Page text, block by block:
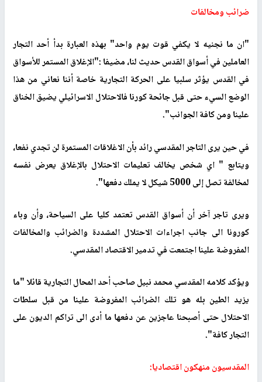
ضرائب ومخالفات
"ان ما نجنيه لا يكفي قوت يوم واحد" بهذه العبارة بدأ أحد التجار
العاملين في أسواق القدس حديث لنا، مضيفا :"الإغلاق المستمر للأسواق
في القدس يؤثر سلبيا على الحركة التجارية خاصة أننا نعاني من هذا
الوضع السيء حتى قبل جائحة كورنا فالاحتلال الاسرائيلي يضيق الخناق
علينا ومن كافة الجوانب".
في حين يرى التاجر المقدسي رائد بأن الاغلاقات المستمرة لن تجدي نفعا،
ويتابع " اي شخص يخالف تعليمات الاحتلال بالإغلاق يعرض نفسه
لمخالفة تصل إلى 5000 شيكل لا يملك دفعها".
ويرى تاجر آخر أن أسواق القدس تعتمد كليا على السياحة، وأن وباء
كورونا الى جانب اجراءات الاحتلال المشددة والضرائب والمخالفات
المفروضة علينا اجتمعت في تدمير الاقتصاد المقدسي.
ويؤكد كلامه المقدسي محمد نبيل صاحب أحد المحال التجارية قائلا "ما
يزيد الطين بله هو تلك الضرائب المفروضة علينا من قبل سلطات
الاحتلال حتى أصبحنا عاجزين عن دفعها ما أدى الى تراكم الديون على
التجار كافة".
المقدسيون منهكون اقتصاديا: